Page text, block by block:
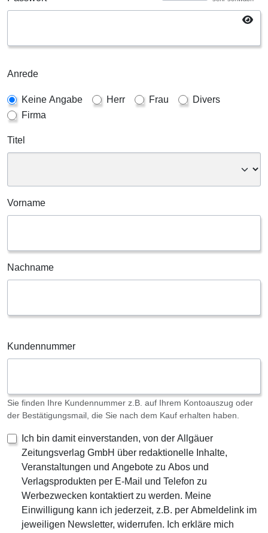
Anrede
Keine Angabe Herr Frau
Divers
Firma
Titel
Vorname
Nachname
Kundennummer
Sie finden Ihre Kundennummer z.B. auf Ihrem Kontoauszug oder
der Bestätigungsmail, die Sie nach dem Kauf erhalten haben.
Ich bin damit einverstanden, von der Allgäuer
Zeitungsverlag GmbH über redaktionelle Inhalte,
Veranstaltungen und Angebote zu Abos und
Verlagsprodukten per E-Mail und Telefon zu
Werbezwecken kontaktiert zu werden. Meine
Einwilligung kann ich jederzeit, z.B. per Abmeldelink im
jeweiligen Newsletter, widerrufen. Ich erkläre mich